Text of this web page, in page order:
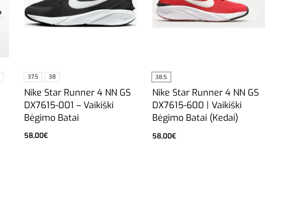
37.5 38
Nike Star Runner 4 NN GS
DX7615-001 – Vaikiški
Bėgimo Batai
58,00€
38.5
Nike Star Runner 4 NN GS
DX7615-600 | Vaikiški
Bėgimo Batai (Kedai)
58,00€